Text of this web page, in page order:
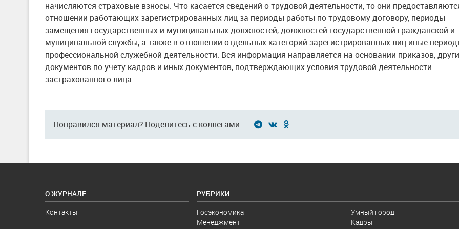
начисляются страховые взносы. Что касается сведений о трудовой деятельности, то они
отношении работающих зарегистрированных лиц за периоды работы по трудовому договору, периоды
замещения государственных и муниципальных должностей, должностей государственной гражданской и
муниципальной службы, а также в отношении отдельных категорий зарегистрированных лиц иные
профессиональной служебной деятельности. Вся информация направляется на основании приказов,
документов по учету кадров и иных документов, подтверждающих условия трудовой деятельности
застрахованного лица.
Понравился материал? Поделитесь с коллегами
О ЖУРНАЛЕ
Контакты
РУБРИКИ
Госэкономика Умный город
Менеджмент
Кадры